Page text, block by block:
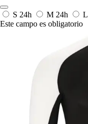
S 24h M 24h L
Este campo es obligatorio